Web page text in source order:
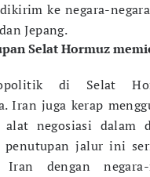
ke negara-
Jepang.
Selat Hormuz
di Selat
Iran juga kerap
alat negosiasi dalam
penutupan jalur ini
Iran dengan